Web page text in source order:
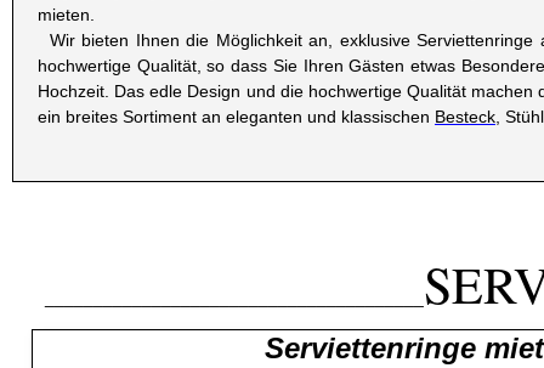
mieten.
Wir bieten Ihnen die Möglichkeit an, exklusive
hochwertige Qualität, so dass Sie Ihren Gästen etwas
Hochzeit. Das edle Design und die hochwertige Qualität
ein breites Sortiment an eleganten und klassischen Besteck ,
Serviettenringe